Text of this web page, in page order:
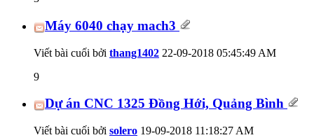
Máy 6040 chạy mach3
Viết bài cuối bởi thang1402 22-09-2018 05:45:49 AM
9
Dự án CNC 1325 Đồng Hới, Quảng Bình
Viết bài cuối bởi solero 19-09-2018 11:18:27 AM